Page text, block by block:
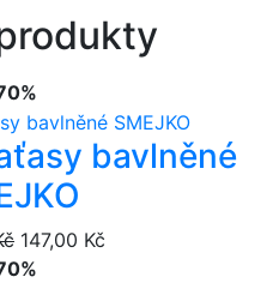
bavlněné
147,00 Kč